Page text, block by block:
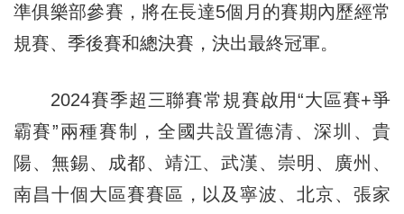
準俱樂部參賽，將在長達5個月的賽期內歷經常
規賽、季後賽和總決賽，決出最終冠軍。
2024賽季超三聯賽常規賽啟用“大區賽+爭
霸賽”兩種賽制，全國共設置德清、深圳、貴
陽、無錫、成都、靖江、武漢、崇明、廣州、
南昌十個大區賽賽區，以及寧波、北京、張家